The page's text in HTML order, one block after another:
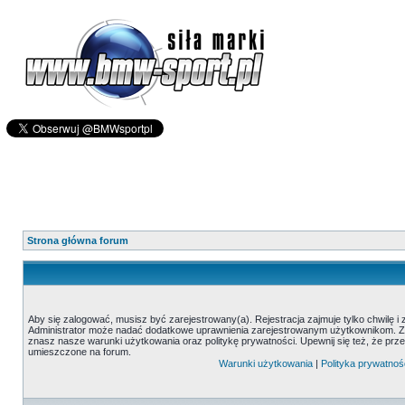
Strona główna forum
Aby się zalogować, musisz być zarejestrowany(a). Rejestracja zajmuje tylko chwilę i
Administrator może nadać dodatkowe uprawnienia zarejestrowanym użytkownikom.
znasz nasze warunki użytkowania oraz politykę prywatności. Upewnij się też, że
umieszczone na forum.
Warunki użytkowania | Polityka